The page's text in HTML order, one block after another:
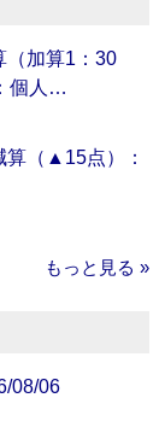
（加算1：30
個人…
算（▲15点）：
もっと見る »
08/06